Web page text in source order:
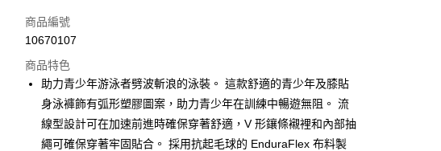
悠遊付
運送方式
7-11取貨(快速到店)
每筆NT$100，滿NT$1,500(含以上)免運費
商品編號
10670107
商品特色
助力青少年游泳者劈波斬浪的泳裝。 這款舒適的青少年及膝貼
身泳褲飾有弧形塑膠圖案，助力青少年在訓練中暢遊無阻。 流
線型設計可在加速前進時確保穿著舒適，V 形鑲條襯裡和內部抽
繩可確保穿著牢固貼合。 採用抗起毛球的 EnduraFlex 布料製